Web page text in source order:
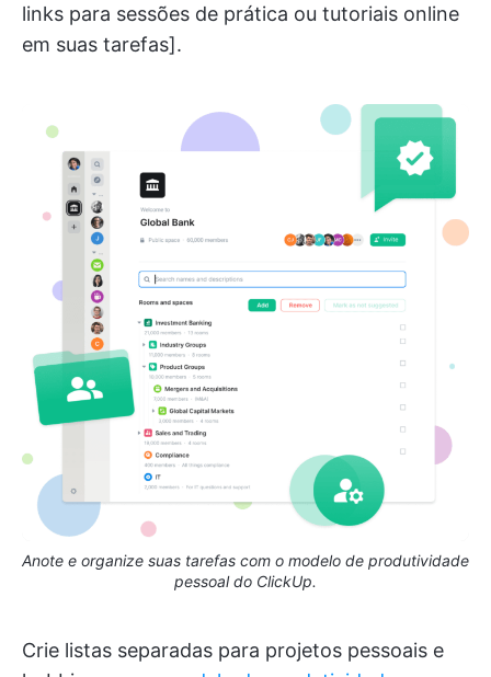
links para sessões de prática ou tutoriais online
em suas tarefas].
Anote e organize suas tarefas com o modelo de produtividade
pessoal do ClickUp.
Crie listas separadas para projetos pessoais e